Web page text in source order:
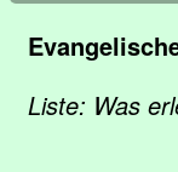
Liste: Was